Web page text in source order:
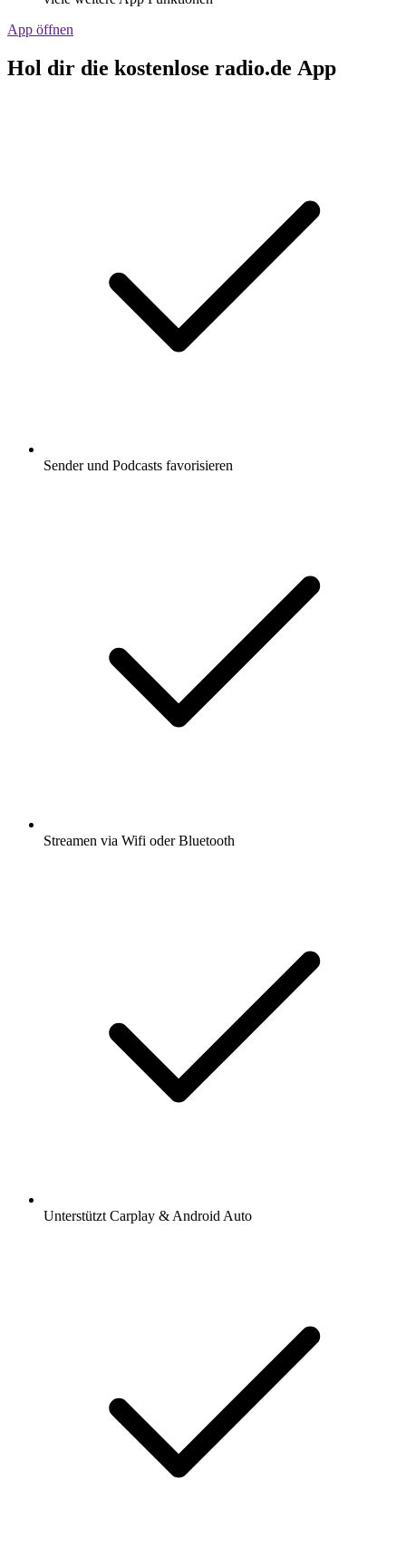
App öffnen
Hol dir die kostenlose radio.de App
Sender und Podcasts favorisieren
Streamen via Wifi oder Bluetooth
Unterstützt Carplay & Android Auto